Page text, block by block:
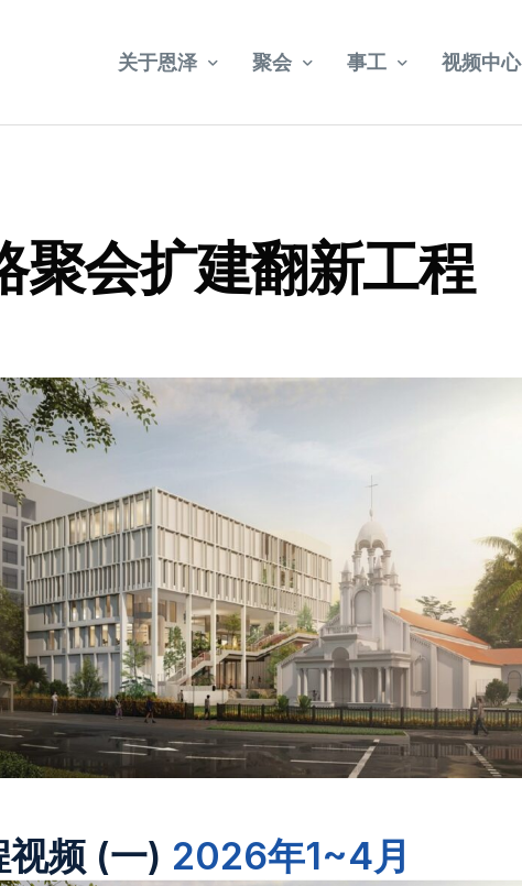
关于恩泽
牧者介绍
教会法规
2024 – 2028 五年目标
聚会
武吉巴督聚会
福康宁聚会
事工
社会关怀
视频中心
聚会扩建翻新工程
频 (一) 2026年1~4月